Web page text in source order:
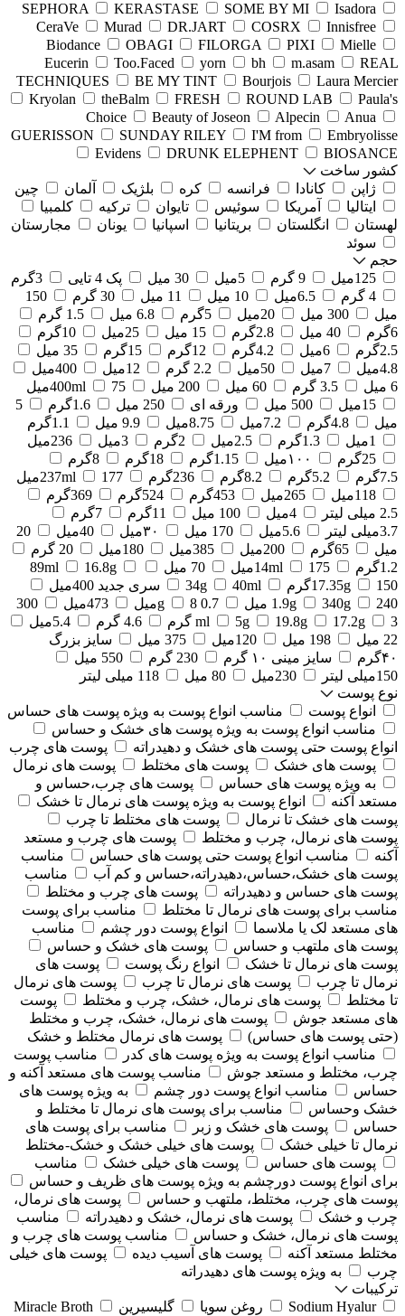
SEPHORA
KERASTASE SOME BY MI
Isadora
CeraVe
Murad DR.JART COSRX
Innisfree
Biodance
OBAGI FILORGA PIXI
Mielle
Eucerin
Too.Faced yorn bh m.asam
REAL
TECHNIQUES
BE MY TINT Bourjois
Laura Mercier
Kryolan
theBalm FRESH ROUND LAB
Paula's
Choice
Beauty of Joseon Alpecin
Anua
GUERISSON
SUNDAY RILEY I'M from
Embryolisse
Evidens
DRUNK ELEPHENT
BIOSANCE
کشور ساخت
ژاپن
کانادا فرانسه کره بلژیک آلمان
چین
ایتالیا
آمریکا سوئیس تایوان ترکیه
کلمبیا
لهستان
انگلستان بریتانیا اسپانیا یونان
مجارستان
سوئد
حجم
125میل
9 گرم 5میل 30 میل پک 4 تایی
3گرم
4 گرم
6.5میل 10 میل 11 میل 30 گرم
150
میل
300 میل 20میل 5گرم 6.8 میل
1.5 گرم
6گرم
40 میل 2.8گرم 15 میل 25میل
10گرم
2.5گرم
6میل 4.2گرم 12گرم 15گرم
35 میل
4.8میل
7میل 50میل 2.2 گرم 12میل
400میل
6 میل
3.5 گرم 60 میل 200 میل 400ml
75میل
15میل
500 میل ورقه ای 250 میل 1.6گرم
5
میل
4.8گرم 7.2میل 8.75میل 9.9 میل
1.1گرم
1میل
1.3گرم 2.5میل 2گرم 3میل
236میل
25گرم
۱۰۰میل 1.15گرم 18گرم
8گرم
7.5گرم
5.2گرم 8.2گرم 236گرم 237ml
177میل
118میل
265میل 453گرم 524گرم
369گرم
2.5 میلی لیتر
4میل 100 میل 11گرم
7گرم
3.7میلی لیتر
5.6میل 170 میل ۳۰میل 40میل
20
میل
65گرم 200میل 385میل 180میل
20 گرم
1.2گرم
14ml 175میل 70 میل 89ml
16.8g
17.35g
150گرم 34g 40ml
سری جدید 400میل
1.9g
340g 240 میل 0.7 g 8میل 473میل
300
ml
5g 19.8g 17.2g 3 گرم 4.6 گرم
5.4میل
22 میل
198 میل 120میل 375 میل
سایز بزرگ
۴۰گرم
سایز مینی ۱۰ گرم 230 گرم
550 میل
150میلی لیتر
230میل 80 میل
118 میلی لیتر
نوع پوست
انواع پوست
مناسب انواع پوست به ویژه پوست های حساس
مناسب انواع پوست به ویژه پوست های خشک و حساس
انواع پوست حتی پوست های خشک و دهیدراته
پوست های چرب
پوست های خشک
پوست های مختلط
پوست های نرمال
به ویژه پوست های حساس
پوست های چرب،حساس و
مستعد آکنه
انواع پوست به ویژه پوست های نرمال تا خشک
پوست های خشک تا نرمال
پوست های مختلط تا چرب
پوست های نرمال، چرب و مختلط
پوست های چرب و مستعد
آکنه
مناسب انواع پوست حتی پوست های حساس
مناسب
پوست های خشک،حساس،دهیدراته،حساس و کم آب
مناسب
پوست های حساس و دهیدراته
پوست های چرب و مختلط
مناسب برای پوست های نرمال تا مختلط
مناسب برای پوست
های مستعد لک یا ملاسما
انواع پوست دور چشم
مناسب
پوست های ملتهب و حساس
پوست های خشک و حساس
پوست های نرمال تا خشک
انواع رنگ پوست
پوست های
نرمال تا چرب
پوست های نرمال تا چرب
پوست های نرمال
تا مختلط
پوست های نرمال، خشک، چرب و مختلط
پوست
های مستعد جوش
پوست های نرمال، خشک، چرب و مختلط
(حتی پوست های حساس)
پوست های نرمال مختلط و خشک
مناسب انواع پوست به ویژه پوست های کدر
مناسب پوست
چرب، مختلط و مستعد جوش
مناسب پوست های مستعد آکنه و
حساس
مناسب انواع پوست دور چشم
به ویژه پوست های
خشک وحساس
مناسب برای پوست های نرمال تا مختلط و
حساس
پوست های خشک و زبر
مناسب برای پوست های
نرمال تا خیلی خشک
پوست های خیلی خشک و خشک-مختلط
پوست های حساس
پوست های خیلی خشک
مناسب
برای انواع پوست دورچشم به ویژه پوست های ظریف و حساس
پوست های چرب، مختلط، ملتهب و حساس
پوست های نرمال،
چرب و خشک
پوست های نرمال، خشک و دهیدراته
مناسب
پوست های نرمال، خشک و حساس
مناسب پوست های چرب و
مختلط مستعد آکنه
پوست های آسیب دیده
پوست های خیلی
چرب
به ویژه پوست های دهیدراته
ترکیبات
Sodium Hyalur
روغن سویا گلیسیرین
Miracle Broth